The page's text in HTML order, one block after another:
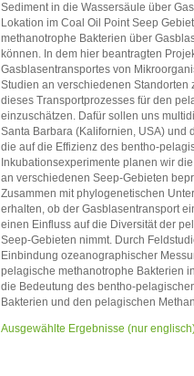
Sediment in die Wassersäule über
Lokation im Coal Oil Point Seep
methanotrophe Bakterien über
können. In dem hier beantragten
Gasblasentransportes von
Studien an verschiedenen Standorten
dieses Transportprozesses für den
einzuschätzen. Dafür sollen uns
Santa Barbara (Kalifornien, USA) und
die auf die Effizienz des bentho-
Inkubationsexperimente planen wir
an verschiedenen Seep-Gebieten
Zusammen mit phylogenetischen
erhalten, ob der Gasblasentransport
einen Einfluss auf die Diversität der
Seep-Gebieten nimmt. Durch
Einbindung ozeanographischer
pelagische methanotrophe Bakterien
die Bedeutung des bentho-
Bakterien und den pelagischen
Ausgewählte Ergebnisse (nur